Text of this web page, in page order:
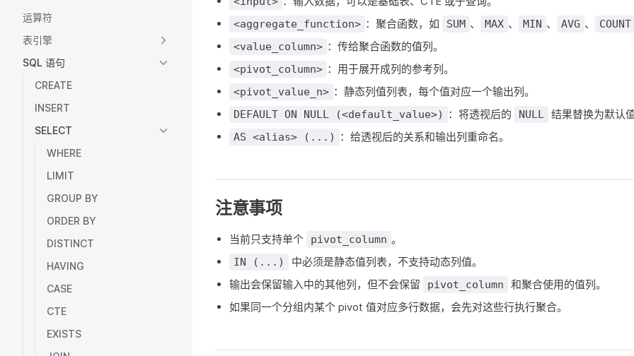
运算符
表引擎
SQL 语句
CREATE
INSERT
SELECT
WHERE
LIMIT
GROUP BY
ORDER BY
DISTINCT
HAVING
CASE
CTE
EXISTS
<aggregate_function> ：聚合函数，如 SUM 、 MAX 、 MIN 、 AVG 、
COUNT
<value_column> ：传给聚合函数的值列。
<pivot_column> ：用于展开成列的参考列。
<pivot_value_n> ：静态列值列表，每个值对应一个输出列。
DEFAULT ON NULL (<default_value>) ：将透视后的 NULL 结果替换为默认
AS <alias> (...) ：给透视后的关系和输出列重命名。
注意事项
当前只支持单个 pivot_column 。
IN (...)
中必须是静态值列表，不支持动态列值。
输出会保留输入中的其他列，但不会保留
pivot_column
和聚合使用的值列。
如果同一个分组内某个 pivot 值对应多行数据，会先对这些行执行聚合。